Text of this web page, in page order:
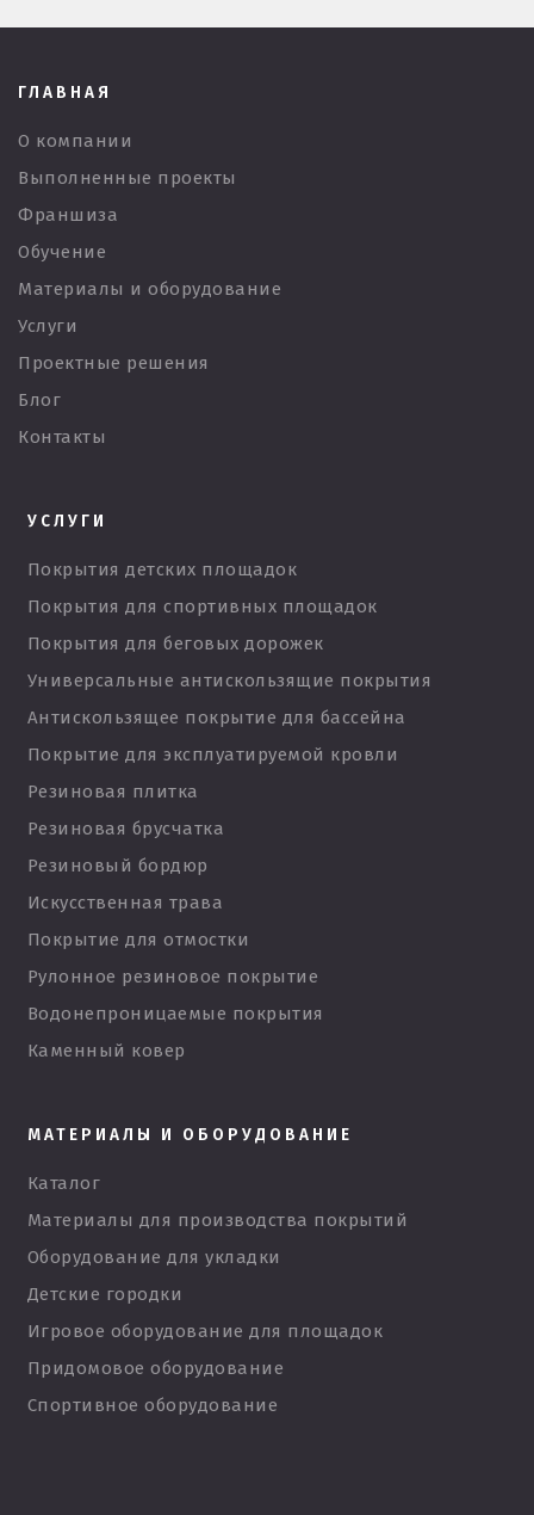
ГЛАВНАЯ
О компании
Выполненные проекты
Франшиза
Обучение
Материалы и оборудование
Услуги
Проектные решения
Блог
Контакты
УСЛУГИ
Покрытия детских площадок
Покрытия для спортивных площадок
Покрытия для беговых дорожек
Универсальные антискользящие покрытия
Антискользящее покрытие для бассейна
Покрытие для эксплуатируемой кровли
Резиновая плитка
Резиновая брусчатка
Резиновый бордюр
Искусственная трава
Покрытие для отмостки
Рулонное резиновое покрытие
Водонепроницаемые покрытия
Каменный ковер
МАТЕРИАЛЫ И ОБОРУДОВАНИЕ
Каталог
Материалы для производства покрытий
Оборудование для укладки
Детские городки
Игровое оборудование для площадок
Придомовое оборудование
Спортивное оборудование